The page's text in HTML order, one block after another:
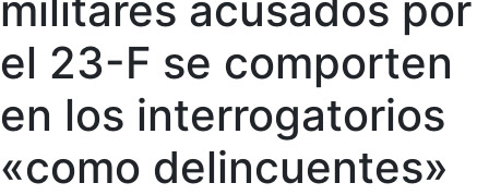
el 23-F se comporten
en los interrogatorios
«como delincuentes»